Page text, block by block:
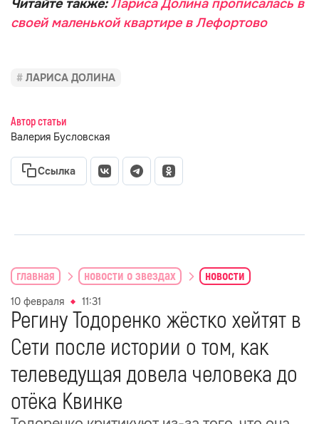
Читайте также:Лариса Долина прописалась в
своей маленькой квартире в Лефортово
ЛАРИСА ДОЛИНА
Автор статьи
Валерия Бусловская
Ссылка
главная новости о звездах новости
10 февраля 11:31
Регину Тодоренко жёстко хейтят в
Сети после истории о том, как
телеведущая довела человека до
отёка Квинке